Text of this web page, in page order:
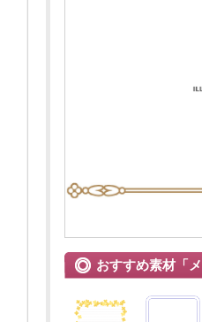
おすすめ素材「